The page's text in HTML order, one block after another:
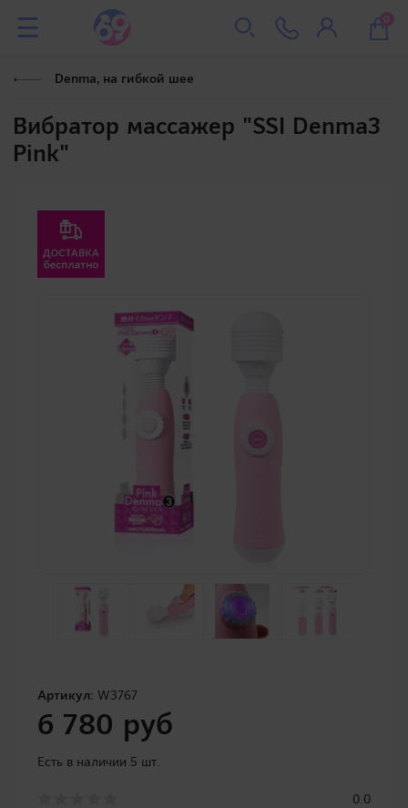
0
Denma, на гибкой шее
Вибратор массажер "SSI Denma3
Pink"
Артикул: W3767
6 780 руб
Есть в наличии 5 шт.
0.0